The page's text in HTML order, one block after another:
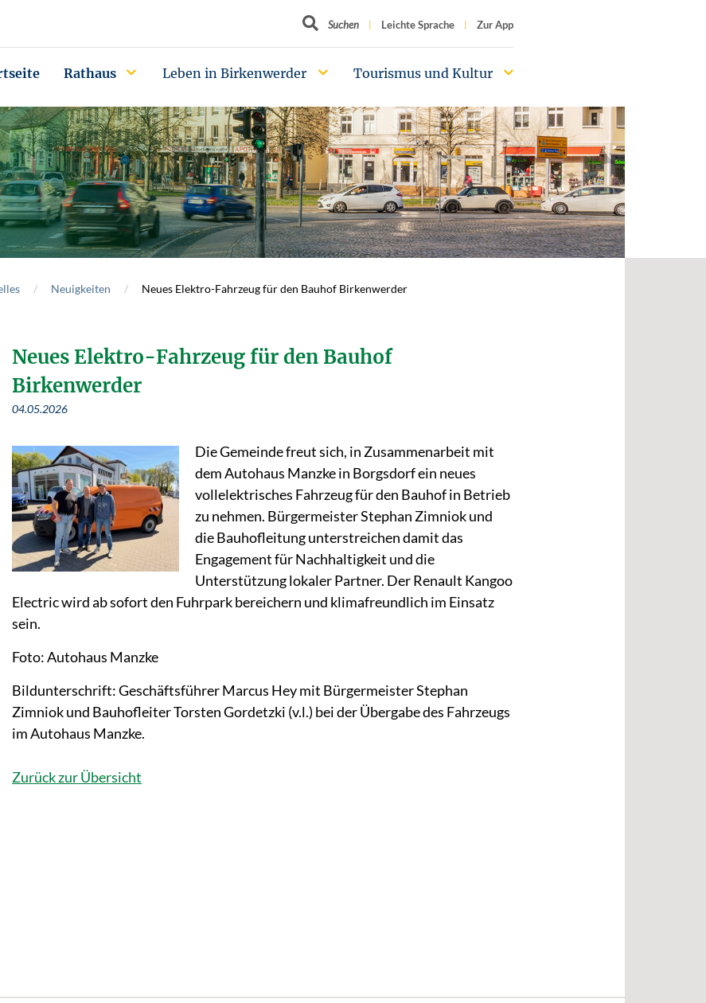
Suchbegriff
Suchen Leichte Sprache Zur App
Rathaus Leben in Birkenwerder Tourismus und Kultur
Neuigkeiten Neues Elektro-Fahrzeug für den Bauhof Birkenwerder
Neues Elektro-Fahrzeug für den Bauhof
Birkenwerder
04.05.2026
Die Gemeinde freut sich, in Zusammenarbeit mit
dem Autohaus Manzke in Borgsdorf ein neues
vollelektrisches Fahrzeug für den Bauhof in Betrieb
zu nehmen. Bürgermeister Stephan Zimniok und
die Bauhofleitung unterstreichen damit das
Engagement für Nachhaltigkeit und die
Unterstützung lokaler Partner. Der Renault Kangoo
Electric wird ab sofort den Fuhrpark bereichern und klimafreundlich im Einsatz
sein.
Foto: Autohaus Manzke
Bildunterschrift: Geschäftsführer Marcus Hey mit Bürgermeister Stephan
Zimniok und Bauhofleiter Torsten Gordetzki (v.l.) bei der Übergabe des Fahrzeugs
im Autohaus Manzke.
Zurück zur Übersicht